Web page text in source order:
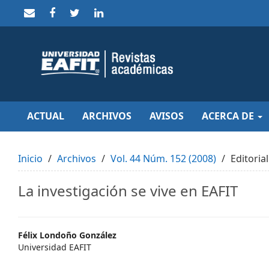
to
Main
Navigation
Content
Sidebar
ACTUAL ARCHIVOS AVISOS ACERCA DE
Inicio Archivos Vol. 44 Núm. 152 (2008) Editorial
La investigación se vive en EAFIT
Main
Article
Félix Londoño González
Universidad EAFIT